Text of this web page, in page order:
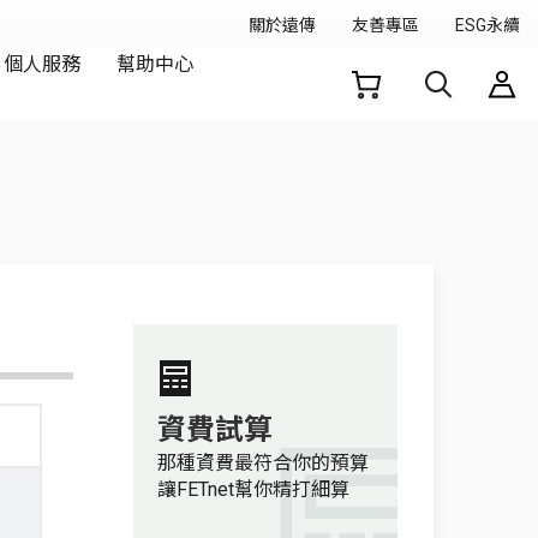
資費試算
那種資費最符合你的預算
讓FETnet幫你精打細算